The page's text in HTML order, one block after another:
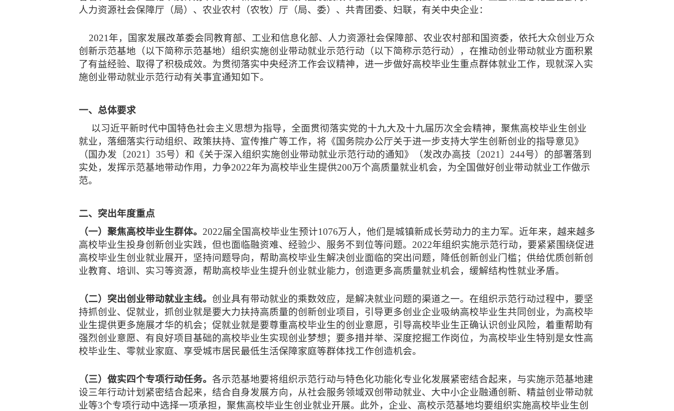
人力资源社会保障厅（局）、农业农村（农牧）厅（局、委）、共青团委、妇联，有关中央企业：
2021年，国家发展改革委会同教育部、工业和信息化部、人力资源社会保障部、农业农村部和国资委，依托大众创业万众
创新示范基地（以下简称示范基地）组织实施创业带动就业示范行动（以下简称示范行动），在推动创业带动就业方面积累
了有益经验、取得了积极成效。为贯彻落实中央经济工作会议精神，进一步做好高校毕业生重点群体就业工作，现就深入实
施创业带动就业示范行动有关事宜通知如下。
一、总体要求
以习近平新时代中国特色社会主义思想为指导，全面贯彻落实党的十九大及十九届历次全会精神，聚焦高校毕业生创业
就业，落细落实行动组织、政策扶持、宣传推广等工作，将《国务院办公厅关于进一步支持大学生创新创业的指导意见》
（国办发〔2021〕35号）和《关于深入组织实施创业带动就业示范行动的通知》（发改办高技〔2021〕244号）的部署落到
实处，发挥示范基地带动作用，力争2022年为高校毕业生提供200万个高质量就业机会，为全国做好创业带动就业工作做示
范。
二、突出年度重点
（一）聚焦高校毕业生群体。 2022届全国高校毕业生预计1076万人，他们是城镇新成长劳动力的主力军。近年来，越来越多
高校毕业生投身创新创业实践，但也面临融资难、经验少、服务不到位等问题。2022年组织实施示范行动，要紧紧围绕促进
高校毕业生创业就业展开，坚持问题导向，帮助高校毕业生解决创业面临的突出问题，降低创新创业门槛；供给优质创新创
业教育、培训、实习等资源，帮助高校毕业生提升创业就业能力，创造更多高质量就业机会，缓解结构性就业矛盾。
（二）突出创业带动就业主线。 创业具有带动就业的乘数效应，是解决就业问题的渠道之一。在组织示范行动过程中，要坚
持抓创业、促就业，抓创业就是要大力扶持高质量的创新创业项目，引导更多创业企业吸纳高校毕业生共同创业，为高校毕
业生提供更多施展才华的机会；促就业就是要尊重高校毕业生的创业意愿，引导高校毕业生正确认识创业风险，着重帮助有
强烈创业意愿、有良好项目基础的高校毕业生实现创业梦想；要多措并举、深度挖掘工作岗位，为高校毕业生特别是女性高
校毕业生、零就业家庭、享受城市居民最低生活保障家庭等群体找工作创造机会。
（三）做实四个专项行动任务。 各示范基地要将组织示范行动与特色化功能化专业化发展紧密结合起来，与实施示范基地建
设三年行动计划紧密结合起来，结合自身发展方向，从社会服务领域双创带动就业、大中小企业融通创新、精益创业带动就
业等3个专项行动中选择一项承担，聚焦高校毕业生创业就业开展。此外，企业、高校示范基地均要组织实施高校毕业生创